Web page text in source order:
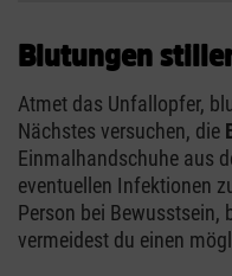
Blutungen
Atmet das Unfallopfer,
Nächstes versuchen, die
Einmalhandschuhe aus
eventuellen Infektionen
Person bei Bewusstsein,
vermeidest du einen